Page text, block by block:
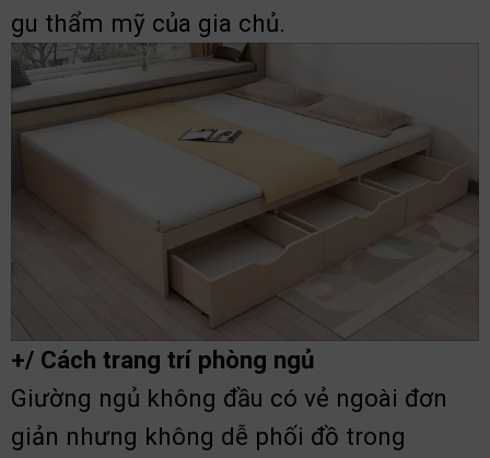
gu thẩm mỹ của gia chủ.
+/ Cách trang trí phòng ngủ
Giường ngủ không đầu có vẻ ngoài đơn
giản nhưng không dễ phối đồ trong